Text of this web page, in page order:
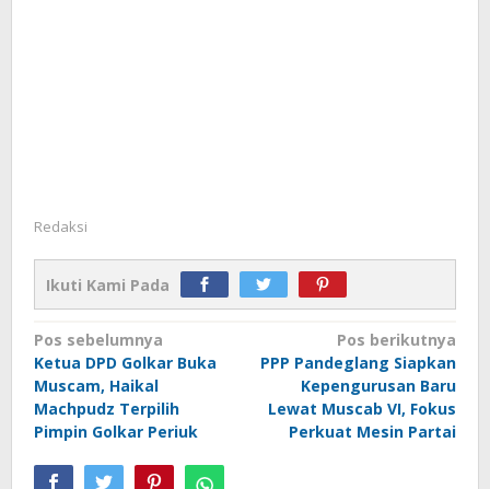
Redaksi
Ikuti Kami Pada
Navigasi
pos
Pos sebelumnya
Ketua DPD Golkar Buka
Muscam, Haikal
Machpudz Terpilih
Pimpin Golkar Periuk
Pos berikutnya
PPP Pandeglang Siapkan
Kepengurusan Baru
Lewat Muscab VI, Fokus
Perkuat Mesin Partai